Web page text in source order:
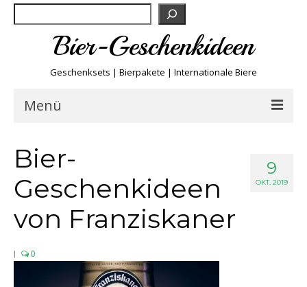
Bier-Geschenkideen
Geschenksets | Bierpakete | Internationale Biere
Menü
Biersorten
Bierboxen & Sets
Biere A-Z
9
OKT. 2019
Bier-
Geschenkideen
von Franziskaner
0